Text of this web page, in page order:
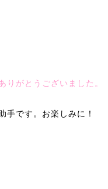
りがとうございました。
手です。お楽しみに！